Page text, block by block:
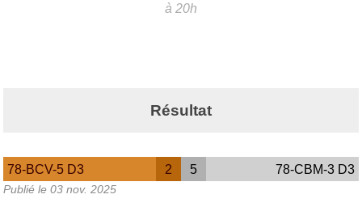
à 20h
Résultat
78-BCV-5 D3 2 5 78-CBM-3 D3
Publié le 03 nov. 2025